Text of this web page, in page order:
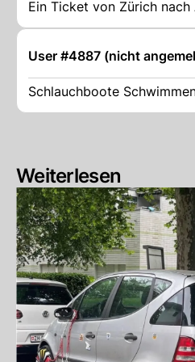
Ein Ticket von Zürich
User #4887 (nicht
Schlauchboote
Weiterlesen